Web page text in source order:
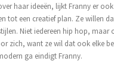
haar ideeën, lijkt Franny er
tot een creatief plan. Ze willen
Niet iedereen hip hop,
zich, want ze wil dat ook elke
ga eindigt Franny.